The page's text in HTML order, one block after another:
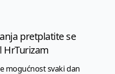
pretplatite se
HrTurizam
mogućnost svaki dan